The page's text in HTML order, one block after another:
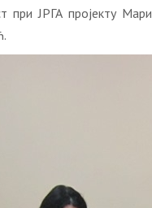
при ЈРГА пројекту